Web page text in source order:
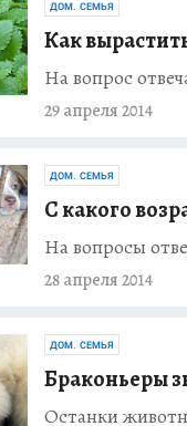
ДОМ. СЕМЬЯ
Как
На вопрос
29 апреля 2014
ДОМ. СЕМЬЯ
C какого
На вопросы
28 апреля 2014
ДОМ. СЕМЬЯ
Браконьеры
Останки